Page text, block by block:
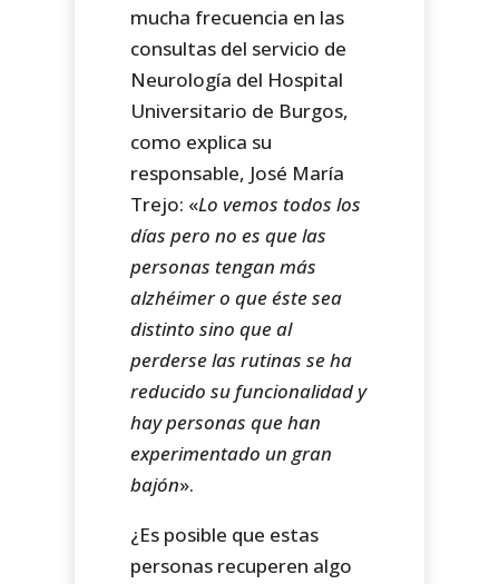
mucha frecuencia en las
consultas del servicio de
Neurología del Hospital
Universitario de Burgos,
como explica su
responsable, José María
Trejo: «Lo vemos todos los
días pero no es que las
personas tengan más
alzhéimer o que éste sea
distinto sino que al
perderse las rutinas se ha
reducido su funcionalidad y
hay personas que han
experimentado un gran
bajón».
¿Es posible que estas
personas recuperen algo